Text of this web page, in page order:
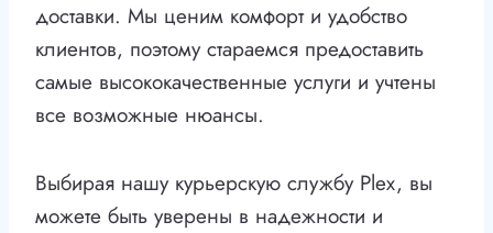
доставки. Мы ценим комфорт и удобство
клиентов, поэтому стараемся предоставить
самые высококачественные услуги и учтены
все возможные нюансы.
Выбирая нашу курьерскую службу Plex, вы
можете быть уверены в надежности и